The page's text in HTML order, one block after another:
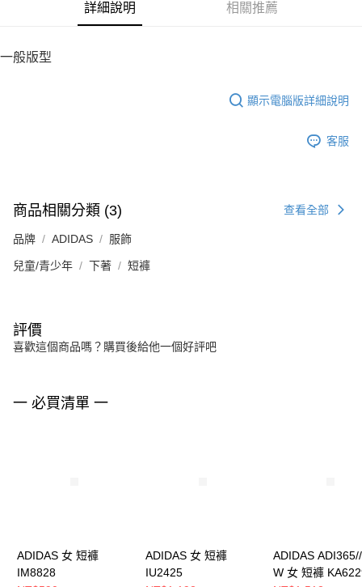
詳細說明 相關推薦
一般版型
顯示電腦版詳細說明
客服
商品相關分類 (3) 查看全部
品牌 ADIDAS 服飾
兒童/青少年 下著 短褲
評價
喜歡這個商品嗎？購買後給他一個好評吧
一 必買清單 一
ADIDAS 女 短褲
IM8828
ADIDAS 女 短褲
IU2425
ADIDAS
W 女 短褲